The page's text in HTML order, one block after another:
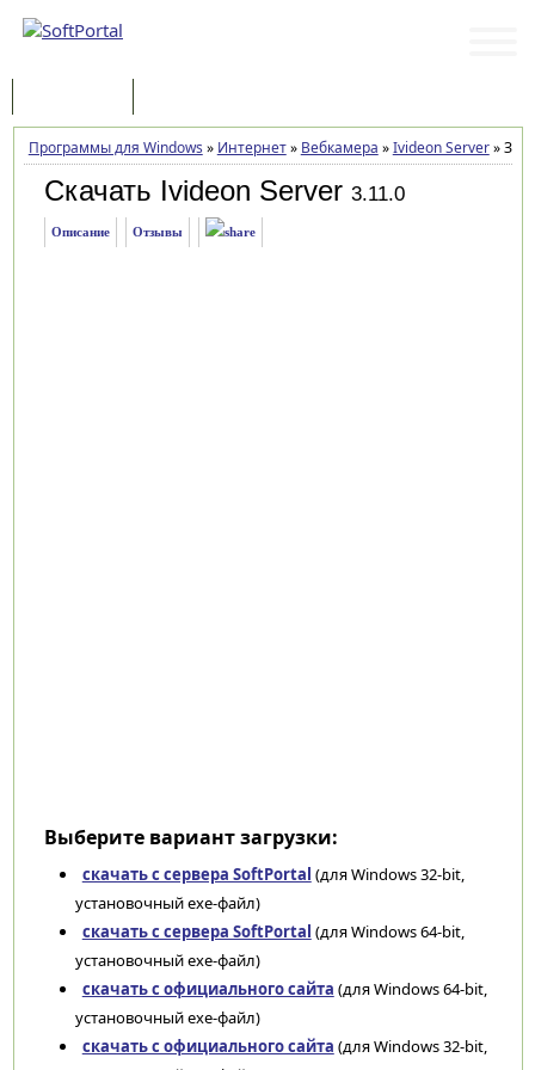
Программы для Windows » Интернет» Вебкамера »Ivideon Server»
Скачать Ivideon Server 3.11.0
Описание Отзывы
Выберите вариант загрузки:
скачать с сервера SoftPortal (для Windows 32-bit,
установочный exe-файл)
скачать с сервера SoftPortal (для Windows 64-bit,
установочный exe-файл)
скачать с официального сайта (для Windows 64-bit,
установочный exe-файл)
скачать с официального сайта (для Windows 32-bit,